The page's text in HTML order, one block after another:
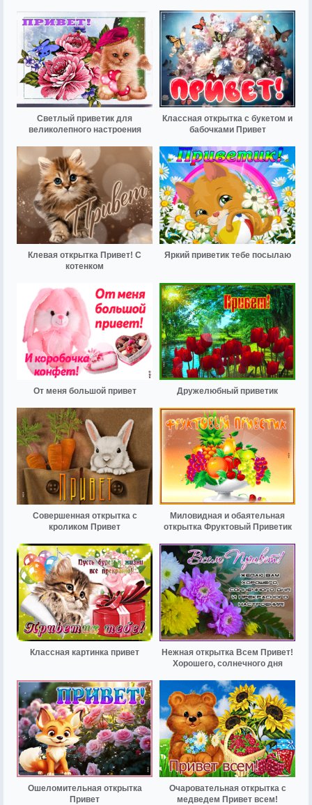
Светлый приветик для
великолепного настроения
Классная открытка с букетом и
бабочками Привет
Клевая открытка Привет! С
котенком
Яркий приветик тебе посылаю
От меня большой привет Дружелюбный приветик
Совершенная открытка с
кроликом Привет
Миловидная и обаятельная
открытка Фруктовый Приветик
Классная картинка привет
Нежная открытка Всем Привет!
Хорошего, солнечного дня
Ошеломительная открытка
Привет
Очаровательная открытка с
медведем Привет всем!